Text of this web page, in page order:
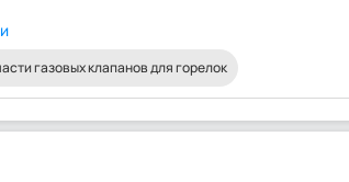
газовых клапанов для горелок